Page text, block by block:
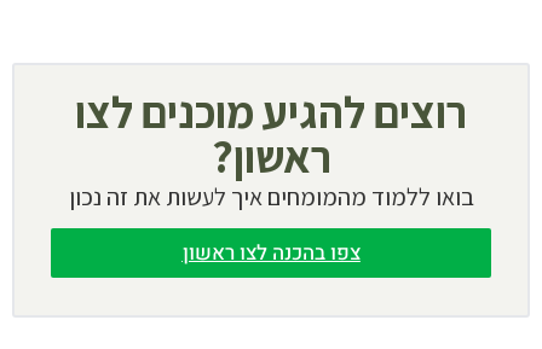
רוצים להגיע מוכנים לצו
ראשון?
בואו ללמוד מהמומחים איך לעשות את זה נכון
צפו בהכנה לצו ראשון